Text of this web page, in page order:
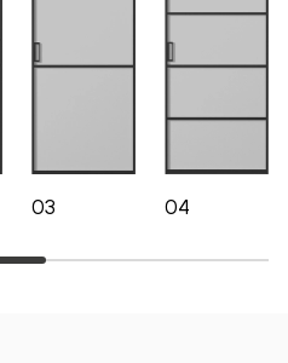
03 04